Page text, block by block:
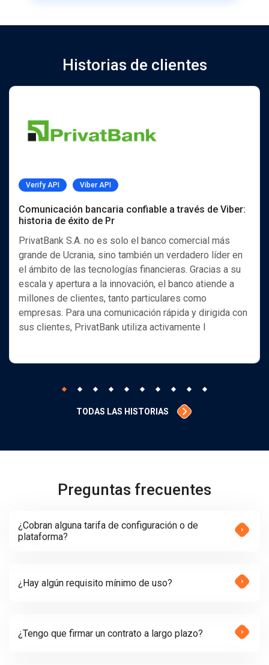
Historias de clientes
Verify API Viber API
Comunicación bancaria confiable a través de Viber:
historia de éxito de Pr
PrivatBank S.A. no es solo el banco comercial más
grande de Ucrania, sino también un verdadero líder en
el ámbito de las tecnologías financieras. Gracias a su
escala y apertura a la innovación, el banco atiende a
millones de clientes, tanto particulares como
empresas. Para una comunicación rápida y dirigida con
sus clientes, PrivatBank utiliza activamente l
TODAS LAS HISTORIAS
Preguntas frecuentes
¿Cobran alguna tarifa de configuración o de
plataforma?
¿Hay algún requisito mínimo de uso?
¿Tengo que firmar un contrato a largo plazo?